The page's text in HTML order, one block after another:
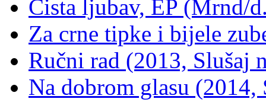
Čista ljubav, EP (Mrnd/
Za crne tipke i bijele
Ručni rad (2013, Slušaj
Na dobrom glasu (2014,